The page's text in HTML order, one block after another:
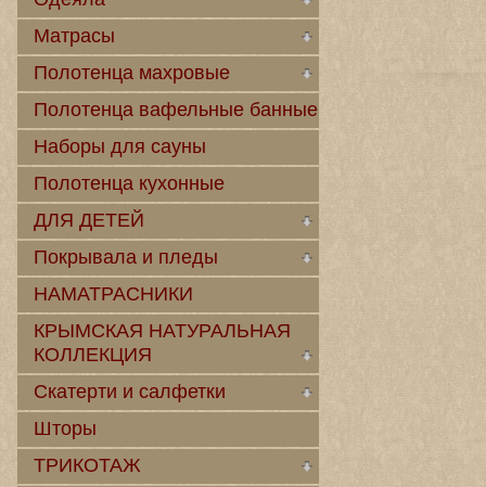
Матрасы
Полотенца махровые
Полотенца вафельные банные
Наборы для сауны
Полотенца кухонные
ДЛЯ ДЕТЕЙ
Покрывала и пледы
НАМАТРАСНИКИ
КРЫМСКАЯ НАТУРАЛЬНАЯ
КОЛЛЕКЦИЯ
Скатерти и салфетки
Шторы
ТРИКОТАЖ